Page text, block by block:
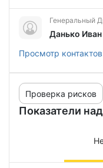
Генеральный
Данько
Просмотр
Показатели
Проверка рисков